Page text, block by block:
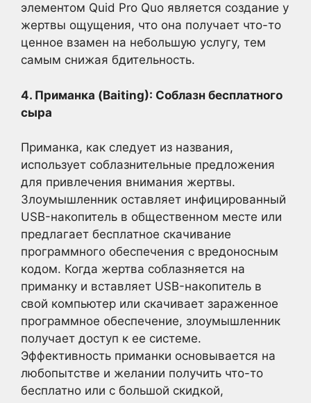
элементом Quid Pro Quo является создание у
жертвы ощущения, что она получает что-то
ценное взамен на небольшую услугу, тем
самым снижая бдительность.
4. Приманка (Baiting): Соблазн бесплатного
сыра
Приманка, как следует из названия,
использует соблазнительные предложения
для привлечения внимания жертвы.
Злоумышленник оставляет инфицированный
USB-накопитель в общественном месте или
предлагает бесплатное скачивание
программного обеспечения с вредоносным
кодом. Когда жертва соблазняется на
приманку и вставляет USB-накопитель в
свой компьютер или скачивает зараженное
программное обеспечение, злоумышленник
получает доступ к ее системе.
Эффективность приманки основывается на
любопытстве и желании получить что-то
бесплатно или с большой скидкой,